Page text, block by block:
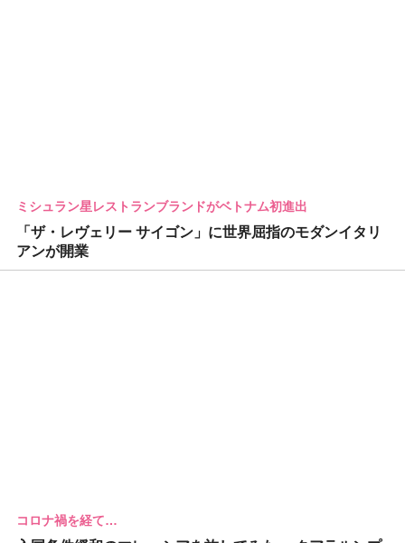
ミシュラン星レストランブランドがベトナム初進出
「ザ・レヴェリー サイゴン」に世界屈指のモダンイタリ
アンが開業
コロナ禍を経て…